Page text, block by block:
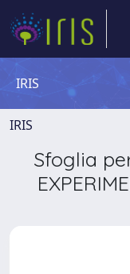
IRIS
IRIS
Sfoglia